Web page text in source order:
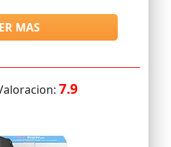
MAS
7.9